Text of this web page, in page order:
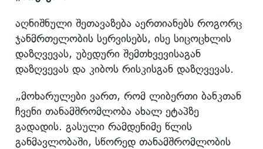
აღნიშნული შეთავაზება აერთიანებს როგორც
ჯანმრთელობის სერვისებს, ისე სიცოცხლის
დაზღვევას, უბედური შემთხვევისაგან
დაზღვევას და კიბოს რისკისგან დაზღვევას.
„მოხარულები ვართ, რომ ლიბერთი ბანკთან
ჩვენი თანამშრომლობა ახალ ეტაპზე
გადადის. გასული რამდენიმე წლის
განმავლობაში, სწორედ თანამშრომლობის